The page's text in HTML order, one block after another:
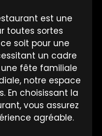
est une
toutes sortes
soit pour une
un cadre
fête familiale
notre espace
En choisissant la
vous assurez
agréable.